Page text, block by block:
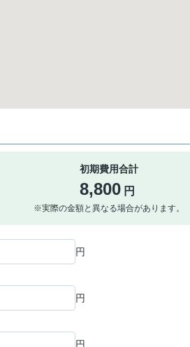
初期費用合計
8,800 円
※実際の金額と異なる場合があります。
円
円
円